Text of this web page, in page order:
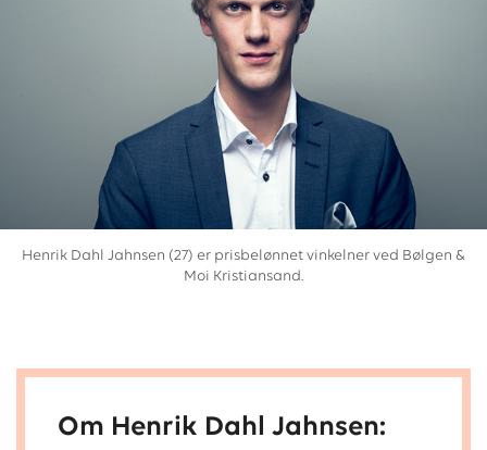
Henrik Dahl Jahnsen (27) er prisbelønnet vinkelner ved Bølgen &
Moi Kristiansand.
Om Henrik Dahl Jahnsen: